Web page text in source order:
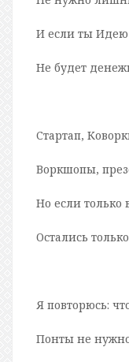
И если ты Идею
Не будет
Стартап,
Воркшопы,
Но если только
Остались
Я повторюсь:
Понты не